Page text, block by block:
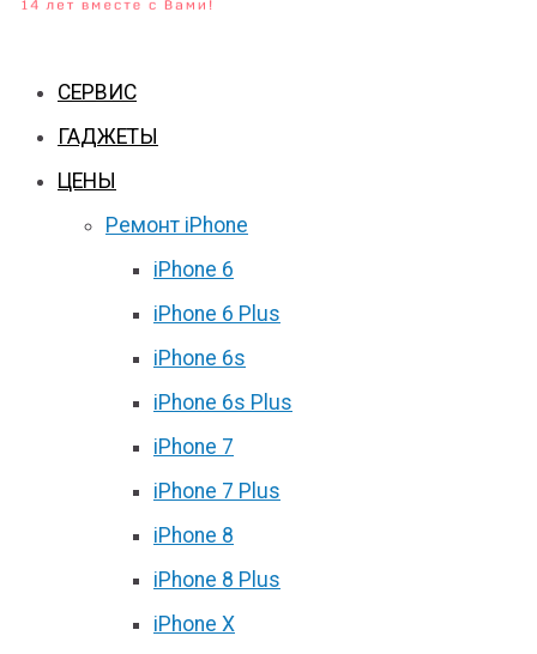
СЕРВИС
ГАДЖЕТЫ
ЦЕНЫ
Ремонт iPhone
iPhone 6
iPhone 6 Plus
iPhone 6s
iPhone 6s Plus
iPhone 7
iPhone 7 Plus
iPhone 8
iPhone 8 Plus
iPhone X